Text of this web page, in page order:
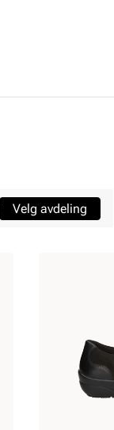
Velg avdeling